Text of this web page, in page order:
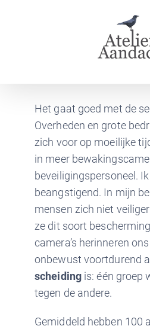
Het gaat goed met de
Overheden en grote
zich voor op moeilijke
in meer
beveiligingspersoneel.
beangstigend. In mijn
mensen zich niet
ze dit soort
camera’s herinneren
onbewust voortdurend
scheidingis: één groep
tegen de andere.
Gemiddeld hebben 100